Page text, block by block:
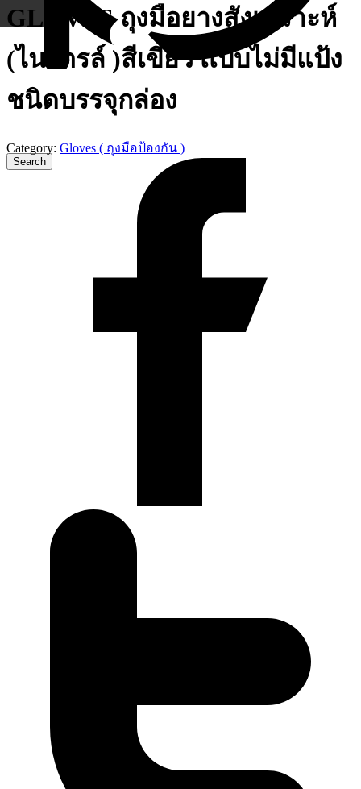
ติดต่อเรา
GLOVES ถุงมือยางสังเคราะห์
(ไนไตรล์ )สีเขียว เเบบไม่มีแป้ง
ชนิดบรรจุกล่อง
Category: Gloves ( ถุงมือป้องกัน )